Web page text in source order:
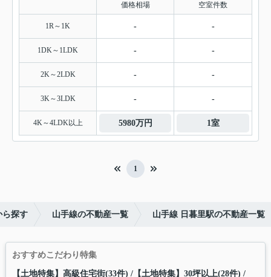
価格相場 空室件数
1R～1K - -
1DK～1LDK - -
2K～2LDK - -
3K～3LDK - -
4K～4LDK以上 5980万円 1室
1
ら探す 山手線の不動産一覧 山手線 日暮里駅の不動産一覧
おすすめこだわり特集
【土地特集】高級住宅街(33件) 【土地特集】30坪以上(28件)